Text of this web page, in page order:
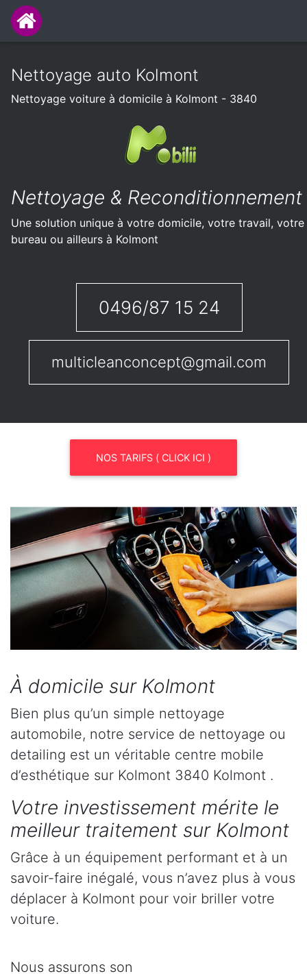
Nettoyage auto Kolmont
Nettoyage voiture à domicile à Kolmont - 3840
Nettoyage & Reconditionnement
Une solution unique à votre domicile, votre travail, votre
bureau ou ailleurs à Kolmont
0496/87 15 24
multicleanconcept@gmail.com
NOS TARIFS ( CLICK ICI )
À domicile sur Kolmont
Bien plus qu’un simple nettoyage
automobile, notre service de nettoyage ou
detailing est un véritable centre mobile
d’esthétique sur Kolmont 3840 Kolmont .
Votre investissement mérite le
meilleur traitement sur Kolmont
Grâce à un équipement performant et à un
savoir-faire inégalé, vous n’avez plus à vous
déplacer à Kolmont pour voir briller votre
voiture.
Nous assurons son